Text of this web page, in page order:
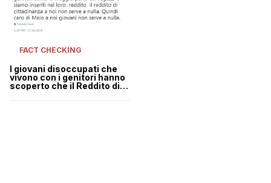
FACT CHECKING
I giovani disoccupati che
vivono con i genitori hanno
scoperto che il Reddito di